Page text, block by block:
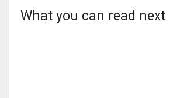
What you can read next